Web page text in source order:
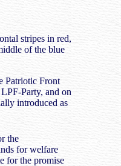
stripes in red,
of the blue
Patriotic Front
Party, and on
introduced as
the
for welfare
for the promise